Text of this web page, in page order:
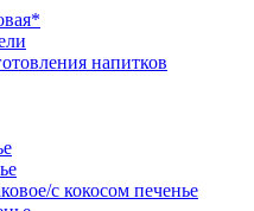
напитков
с кокосом печенье